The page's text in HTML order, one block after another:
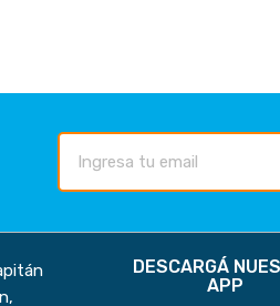
DESCARGÁ
APP